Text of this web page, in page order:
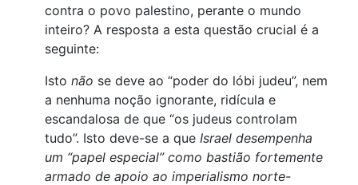
contra o povo palestino, perante o mundo
inteiro? A resposta a esta questão crucial é a
seguinte:
Isto não se deve ao “poder do lóbi judeu”, nem
a nenhuma noção ignorante, ridícula e
escandalosa de que “os judeus controlam
tudo”. Isto deve-se a que Israel desempenha
um “papel especial” como bastião fortemente
armado de apoio ao imperialismo norte-